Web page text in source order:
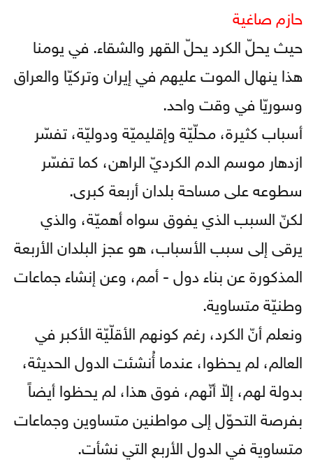
حازم صاغية
حيث يحلّ الكرد يحلّ القهر والشقاء. في يومنا
هذا ينهال الموت عليهم في إيران وتركيّا والعراق
وسوريّا في وقت واحد.
أسباب كثيرة، محلّيّة وإقليميّة ودوليّة، تفسّر
ازدهار موسم الدم الكرديّ الراهن، كما تفسّر
سطوعه على مساحة بلدان أربعة كبرى.
لكنّ السبب الذي يفوق سواه أهميّة، والذي
يرقى إلى سبب الأسباب، هو عجز البلدان الأربعة
المذكورة عن بناء دول - أمم، وعن إنشاء جماعات
وطنيّة متساوية.
ونعلم أنّ الكرد، رغم كونهم الأقلّيّة الأكبر في
العالم، لم يحظوا، عندما أُنشئت الدول الحديثة،
بدولة لهم، إلاّ أنّهم، فوق هذا، لم يحظوا أيضاً
بفرصة التحوّل إلى مواطنين متساوين وجماعات
متساوية في الدول الأربع التي نشأت.